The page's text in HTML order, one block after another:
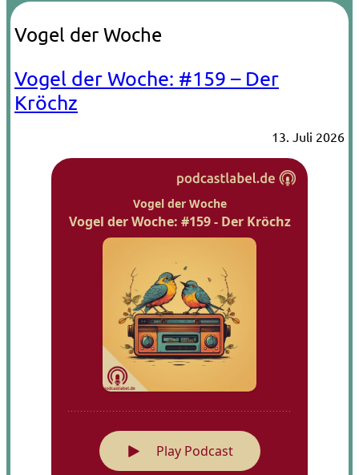
Vogel der Woche
Vogel der Woche: #159 – Der
Kröchz
13. Juli 2026